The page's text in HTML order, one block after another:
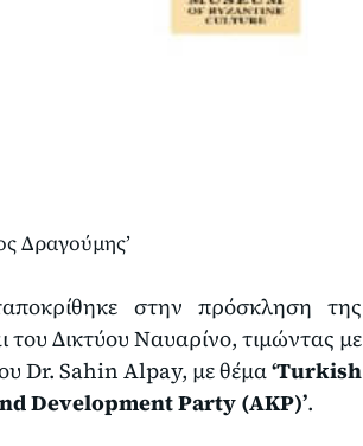
Δραγούμης’
στην πρόσκληση της
του Δικτύου Ναυαρίνο, τιμώντας με
Dr. Sahin Alpay, με θέμα‘Turkish
Development Party (AKP)’.